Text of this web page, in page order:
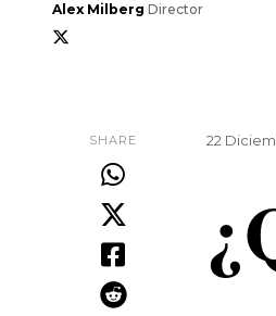
Alex Milberg Director
SHARE 22